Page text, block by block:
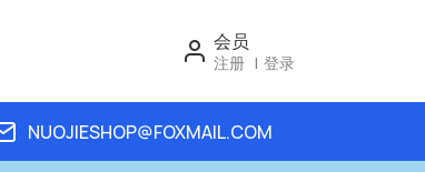
会员
注册 登录
NUOJIESHOP@FOXMAIL.COM